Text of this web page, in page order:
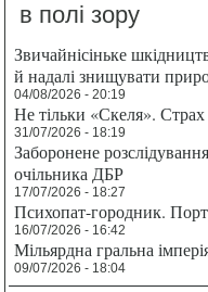
в полі зору
Звичайнісіньке
й надалі знищувати
04/08/2026 - 20:19
Не тільки «Скеля».
31/07/2026 - 18:19
Заборонене
очільника ДБР
17/07/2026 - 18:27
Психопат-городник.
16/07/2026 - 16:42
Мільярдна гральна
09/07/2026 - 18:04